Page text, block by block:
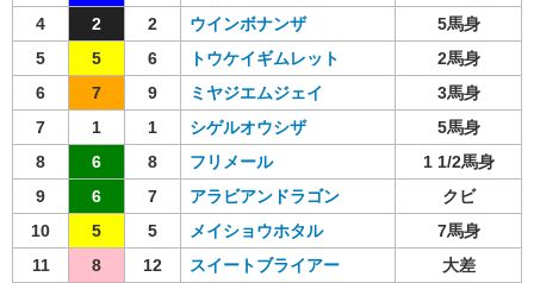
4
2 2 ウインボナンザ
5馬身
5
5 6 トウケイギムレット
2馬身
6
7 9 ミヤジエムジェイ
3馬身
7
1 1 シゲルオウシザ
5馬身
8
6 8 フリメール
1 1/2馬身
9
6 7 アラビアンドラゴン
クビ
10
5 5 メイショウホタル
7馬身
11
8 12 スイートブライアー
大差